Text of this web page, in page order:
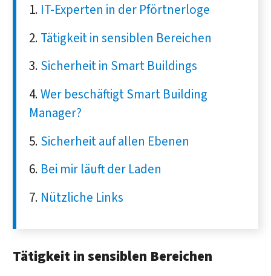
IT-Experten in der Pförtnerloge
Tätigkeit in sensiblen Bereichen
Sicherheit in Smart Buildings
Wer beschäftigt Smart Building
Manager?
Sicherheit auf allen Ebenen
Bei mir läuft der Laden
Nützliche Links
Tätigkeit in sensiblen Bereichen